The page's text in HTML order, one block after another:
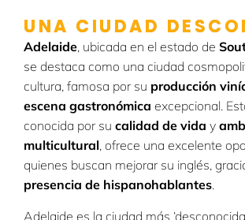
UNA CIUDAD
Adelaide, ubicada en el estado de
se destaca como una ciudad
cultura, famosa por su producción
escena gastronómica excepcional.
conocida por su calidad de vida y
multicultural, ofrece una excelente
quienes buscan mejorar su inglés,
presencia de hispanohablantes.
Adelaide es la ciudad más